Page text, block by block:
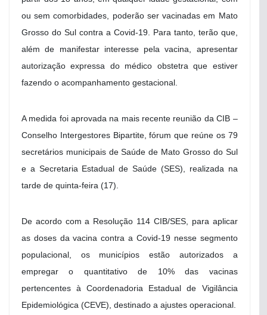
ou sem comorbidades, poderão ser vacinadas em Mato
Grosso do Sul contra a Covid-19. Para tanto, terão que,
além de manifestar interesse pela vacina, apresentar
autorização expressa do médico obstetra que estiver
fazendo o acompanhamento gestacional.
A medida foi aprovada na mais recente reunião da CIB –
Conselho Intergestores Bipartite, fórum que reúne os 79
secretários municipais de Saúde de Mato Grosso do Sul
e a Secretaria Estadual de Saúde (SES), realizada na
tarde de quinta-feira (17).
De acordo com a Resolução 114 CIB/SES, para aplicar
as doses da vacina contra a Covid-19 nesse segmento
populacional, os municípios estão autorizados a
empregar o quantitativo de 10% das vacinas
pertencentes à Coordenadoria Estadual de Vigilância
Epidemiológica (CEVE), destinado a ajustes operacional.